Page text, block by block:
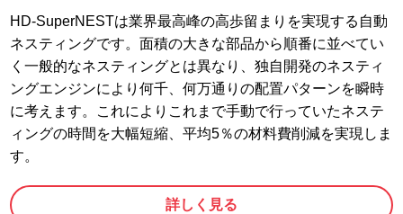
HD-SuperNESTは業界最高峰の高歩留まりを実現する自動
ネスティングです。面積の大きな部品から順番に並べてい
く一般的なネスティングとは異なり、独自開発のネスティ
ングエンジンにより何千、何万通りの配置パターンを瞬時
に考えます。これによりこれまで手動で行っていたネステ
ィングの時間を大幅短縮、平均5％の材料費削減を実現しま
す。
詳しく見る